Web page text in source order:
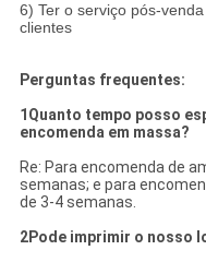
6) Ter o serviço pós-
clientes
Perguntas frequentes:
1Quanto tempo posso
encomenda em massa?
Re: Para encomenda de
semanas; e para
de 3-4 semanas.
2Pode imprimir o nosso